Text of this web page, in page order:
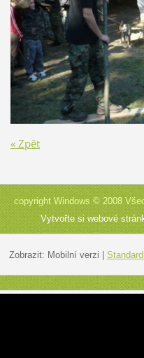
« Zpět
copyright Windows © 2008
Vytvořte si webové
Zobrazit: Mobilní verzi